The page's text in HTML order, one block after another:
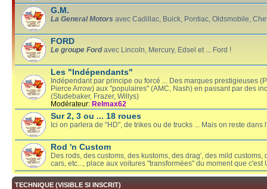
G.M.
La General Motors avec Cadillac, Buick, Pontiac, Oldsmobile,
FORD
Le groupe Fordavec Lincoln, Mercury, Edsel et ... Ford !
Les "Indépendants"
Indépendant par principe ou forcé ... Des marques prestigieuses
Pierce Arrow) aux "populaires" (AMC, Nash) en passant par des
(Studebaker, Frazer, Willys)
Modérateur: Relmax62
Sur 2, 3 ou ... 18 roues
Ici on parlera de "HD", de trikes ou de trucks ... Mais on reste dans
Rod 'n Custom
Des rods, des customs, des kustoms, des drag', des mild customs,
cars, etc..., place aux voitures "transformées" du moment que c'est
TECHNIQUE (VISIBLE SI INSCRIT)